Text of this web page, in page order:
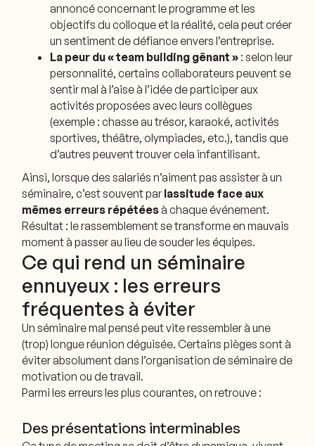
annoncé concernant le programme et les
objectifs du colloque et la réalité, cela peut créer
un sentiment de défiance envers l’entreprise.
La peur du « team building gênant » : selon leur
personnalité, certains collaborateurs peuvent se
sentir mal à l’aise à l’idée de participer aux
activités proposées avec leurs collègues
(exemple : chasse au trésor, karaoké, activités
sportives, théâtre, olympiades, etc.), tandis que
d’autres peuvent trouver cela infantilisant.
Ainsi, lorsque des salariés n’aiment pas assister à un
séminaire, c’est souvent par lassitude face aux
mêmes erreurs répétées à chaque événement.
Résultat : le rassemblement se transforme en mauvais
moment à passer au lieu de souder les équipes.
Ce qui rend un séminaire
ennuyeux : les erreurs
fréquentes à éviter
Un séminaire mal pensé peut vite ressembler à une
(trop) longue réunion déguisée. Certains pièges sont à
éviter absolument dans l’organisation de séminaire de
motivation ou de travail.
Parmi les erreurs les plus courantes, on retrouve :
Des présentations interminables